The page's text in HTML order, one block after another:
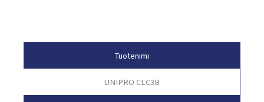
Tuotenimi
UNIPRO CLC3B